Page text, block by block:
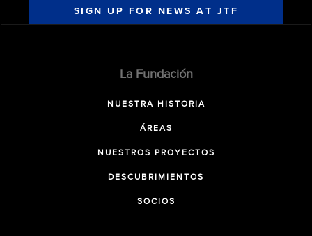
SIGN UP FOR NEWS AT JTF
La Fundación
NUESTRA HISTORIA
ÁREAS
NUESTROS PROYECTOS
DESCUBRIMIENTOS
SOCIOS